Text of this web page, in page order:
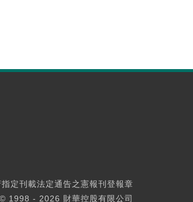
定刊載法定通告之憲報刊登報章
1998 - 2026 財華控股有限公司